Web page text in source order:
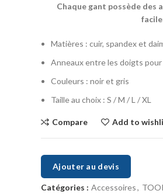
Chaque gant possède des
Matières : cuir, spandex et
Anneaux entre les doigts
Couleurs : noir et gris
Taille au choix : S / M / L / XL
Compare Add to
Ajouter au devis
Catégories : Accessoires,